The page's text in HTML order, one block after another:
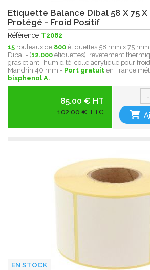
Etiquette Balance Dibal 58 X 75
Protégé - Froid Positif
Référence T2062
15 rouleaux de 800 étiquettes 58 mm x 75
Dibal - (12.000 étiquettes) revêtement
gras et anti-humidité, colle acrylique pour
Mandrin 40 mm - Port gratuit en France
bisphenol A.
85.00 € HT
102,00 € TTC
-
EN STOCK